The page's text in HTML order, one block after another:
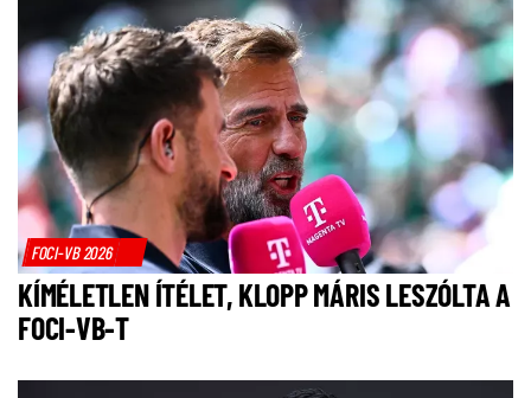
FOCI-VB 2026
KÍMÉLETLEN ÍTÉLET, KLOPP MÁRIS LESZÓLTA A
FOCI-VB-T